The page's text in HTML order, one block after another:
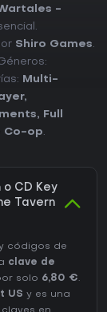
-
Shiro Games.
Multi-
,
,
Full
Co-op.
CD Key
Tavern
códigos de
clave de
solo 6,80 €.
US y es una